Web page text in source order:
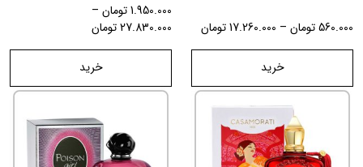
560.000تومان –
17.260.000تومان
خرید
1.950.000تومان –
27.830.000تومان
خرید